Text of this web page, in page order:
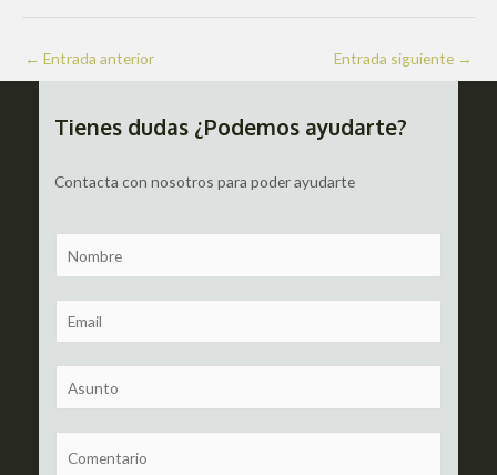
Navegación
de
← Entrada anterior Entrada siguiente →
Tienes dudas ¿Podemos ayudarte?
Contacta con nosotros para poder ayudarte
a
m
m
a
u
b